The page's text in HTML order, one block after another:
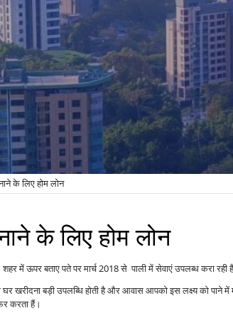
के लिए होम लोन
के लिए होम लोन
में ऊपर बताए पते पर मार्च 2018 से पाली में सेवाएं उपलब्ध करा रही
खरीदना बड़ी उपलब्धि होती है और आवास आपको इस लक्ष्य को पाने
करता हैं।